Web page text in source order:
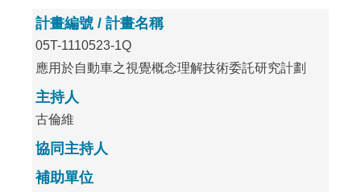
計畫編號 / 計畫名稱
05T-1110523-1Q
應用於自動車之視覺概念理解技術委託研究計劃
主持人
古倫維
協同主持人
補助單位